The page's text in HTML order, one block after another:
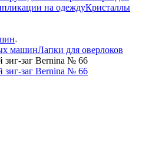
на одеждуКристаллы
машинЛапки для оверлоков
зиг-заг Bernina № 66